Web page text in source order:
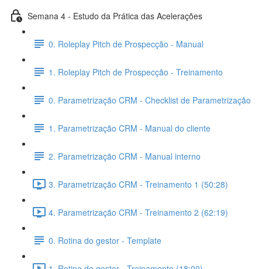
Semana 4 - Estudo da Prática das Acelerações
0. Roleplay Pitch de Prospecção - Manual
1. Roleplay Pitch de Prospecção - Treinamento
0. Parametrização CRM - Checklist de Parametrização
1. Parametrização CRM - Manual do cliente
2. Parametrização CRM - Manual interno
3. Parametrização CRM - Treinamento 1 (50:28)
4. Parametrização CRM - Treinamento 2 (62:19)
0. Rotina do gestor - Template